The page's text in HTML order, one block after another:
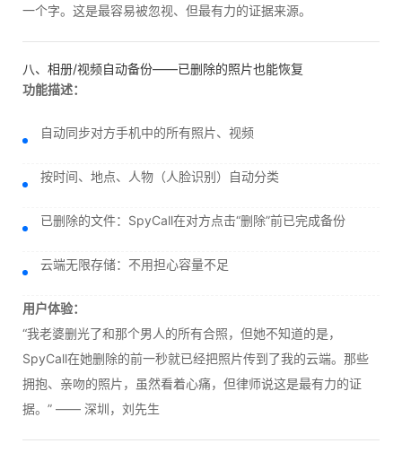
一个字。这是最容易被忽视、但最有力的证据来源。
八、相册/视频自动备份——已删除的照片也能恢复
功能描述：
自动同步对方手机中的所有照片、视频
按时间、地点、人物（人脸识别）自动分类
已删除的文件：SpyCall在对方点击“删除”前已完成备份
云端无限存储：不用担心容量不足
用户体验：
“我老婆删光了和那个男人的所有合照，但她不知道的是，
SpyCall在她删除的前一秒就已经把照片传到了我的云端。那些
拥抱、亲吻的照片，虽然看着心痛，但律师说这是最有力的证
据。” —— 深圳，刘先生